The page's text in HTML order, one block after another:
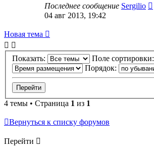
Последнее сообщение Sergilio
04 авг 2013, 19:42
Новая тема
Показать:
Поле сортировки:
Порядок:
4 темы • Страница 1 из 1
Вернуться к списку форумов
Перейти